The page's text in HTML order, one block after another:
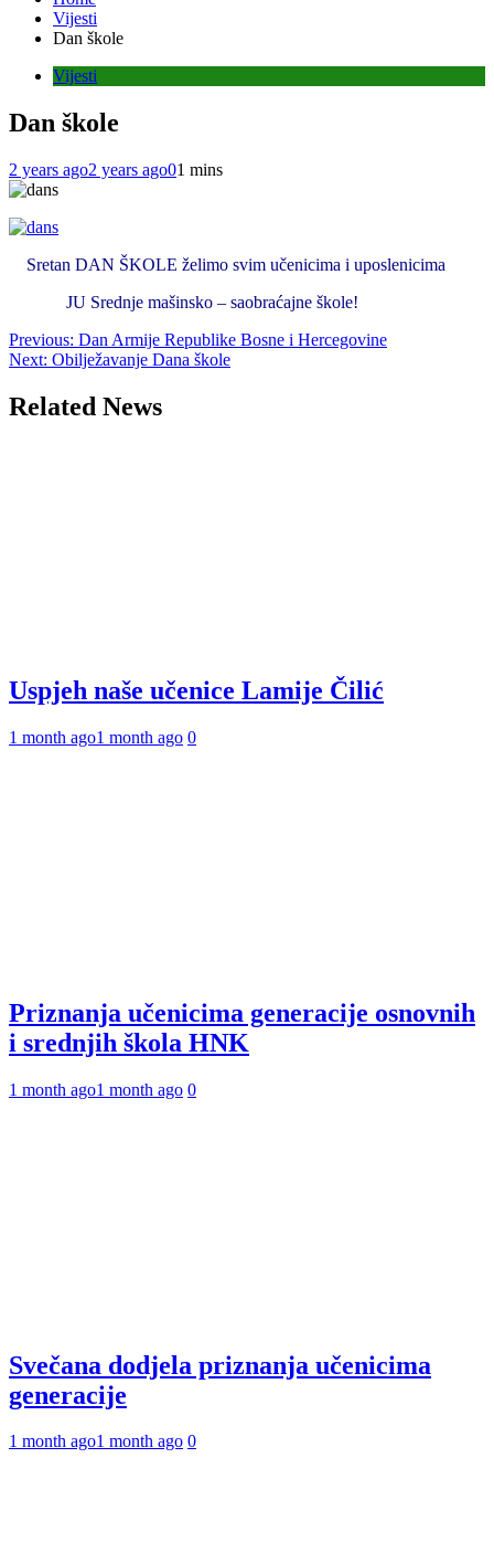
Vijesti
Dan škole
Vijesti
Dan škole
2 years ago2 years ago01 mins
Sretan DAN ŠKOLE želimo svim učenicima i uposlenicima
JU Srednje mašinsko – saobraćajne škole!
Post
navigation
Previous: Dan Armije Republike Bosne i Hercegovine
Next: Obilježavanje Dana škole
Related News
Uspjeh naše učenice Lamije Čilić
1 month ago1 month ago 0
Priznanja učenicima generacije osnovnih
i srednjih škola HNK
1 month ago1 month ago 0
Svečana dodjela priznanja učenicima
generacije
1 month ago1 month ago 0